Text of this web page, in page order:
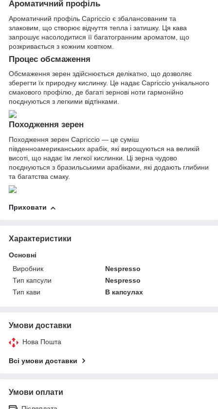
Ароматичний профіль
Ароматичний профіль Capriccio є збалансованим та
злаковим, що створює відчуття тепла і затишку. Ця кава
запрошує насолодитися її багатогранним ароматом, що
розкривається з кожним ковтком.
Процес обсмаження
Обсмаження зерен здійснюється делікатно, що дозволяє
зберегти їх природну кислинку. Це надає Capriccio унікального
смакового профілю, де багаті зернові ноти гармонійно
поєднуються з легкими відтінками.
Походження зерен
Походження зерен Capriccio — це суміш
південноамериканських арабік, які вирощуються на великій
висоті, що надає їм легкої кислинки. Ці зерна чудово
поєднуються з бразильськими арабіками, які додають глибини
та багатства смаку.
Приховати
Характеристики
Основні
Виробник
Nespresso
Тип капсули
Nespresso
Тип кави
В капсулах
Умови доставки
Нова Пошта
Всі умови доставки
Умови оплати